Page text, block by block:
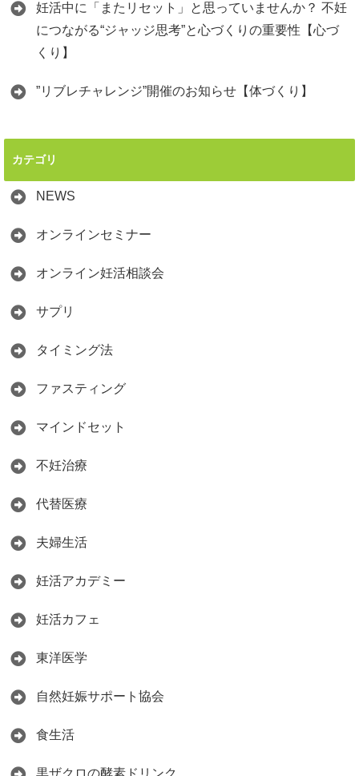
妊活中に「またリセット」と思っていませんか？ 不妊
につながる“ジャッジ思考”と心づくりの重要性【心づ
くり】
”リブレチャレンジ”開催のお知らせ【体づくり】
カテゴリ
NEWS
オンラインセミナー
オンライン妊活相談会
サプリ
タイミング法
ファスティング
マインドセット
不妊治療
代替医療
夫婦生活
妊活アカデミー
妊活カフェ
東洋医学
自然妊娠サポート協会
食生活